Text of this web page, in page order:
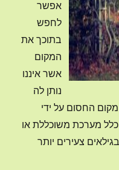
אפשר
לחפש
בתוכך את
המקום
אשר איננו
נותן לה
מקום החסום על ידי
מערכת משוכללת או
צעירים יותר